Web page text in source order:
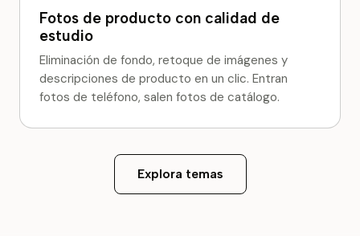
Fotos de producto con calidad de
estudio
Eliminación de fondo, retoque de imágenes y
descripciones de producto en un clic. Entran
fotos de teléfono, salen fotos de catálogo.
Explora temas